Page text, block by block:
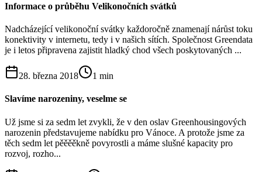
Informace o průběhu Velikonočních svátků
Nadcházející velikonoční svátky každoročně znamenají nárůst toku
konektivity v internetu, tedy i v našich sítích. Společnost Greendata
je i letos připravena zajistit hladký chod všech poskytovaných ...
28. března 2018 1 min
Slavíme narozeniny, veselme se
Už jsme si za sedm let zvykli, že v den oslav Greenhousingových
narozenin představujeme nabídku pro Vánoce. A protože jsme za
těch sedm let pěěěěkně povyrostli a máme slušné kapacity pro
rozvoj, rozho...